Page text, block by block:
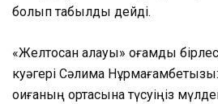
болып табылды дейді.
«Желтоқсан алауы» қоғамдық
куәгері Сәлима
оқиғаның ортасына түсуіңіз